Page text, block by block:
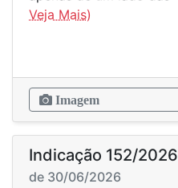
Imagem
Indicação 152/2026
de 30/06/2026